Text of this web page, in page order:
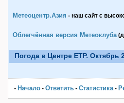
Метеоцентр.Азия - наш сайт с
Облегчённая версия Метеоклуба
Погода в Центре ЕТР. Октябрь
- Начало - Ответить - Статистика-